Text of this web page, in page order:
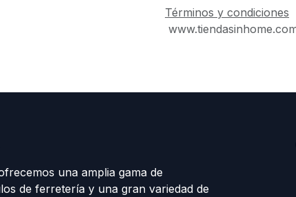
Términos y condiciones
una amplia gama de
de ferretería y una gran variedad de